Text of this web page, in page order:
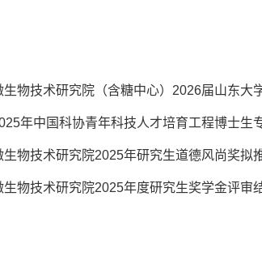
生物技术研究院2025年研究生道德风尚奖拟
生物技术研究院2025年度研究生奖学金评审